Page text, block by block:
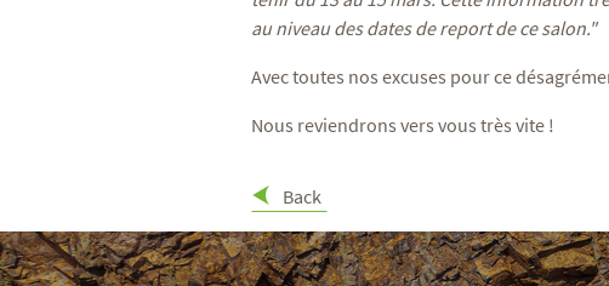
au niveau des dates de report de ce salon."
Avec toutes nos excuses pour ce
Nous reviendrons vers vous très vite !
Back